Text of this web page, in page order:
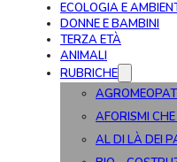
ECOLOGIA E
DONNE E BAMBINI
TERZA ETÀ
ANIMALI
RUBRICHE
AFORISMI
AL DI LÀ DEI